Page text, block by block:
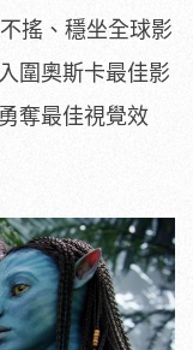
搖、 穩坐全球影
圍奧斯卡最佳影
奪最佳視覺效